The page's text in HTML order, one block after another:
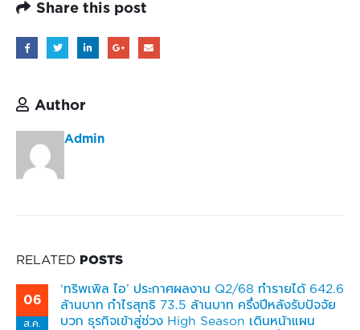
Share this post
Author
Admin
RELATED POSTS
06
ส.ค.
‘ทริพเพิล ไอ’ ประกาศผลงาน Q2/68 ทำรายได้ 642.6
ล้านบาท กำไรสุทธิ 73.5 ล้านบาท ครึ่งปีหลังรับปัจจัย
บวก ธุรกิจเข้าสู่ช่วง High Season เดินหน้าแผน